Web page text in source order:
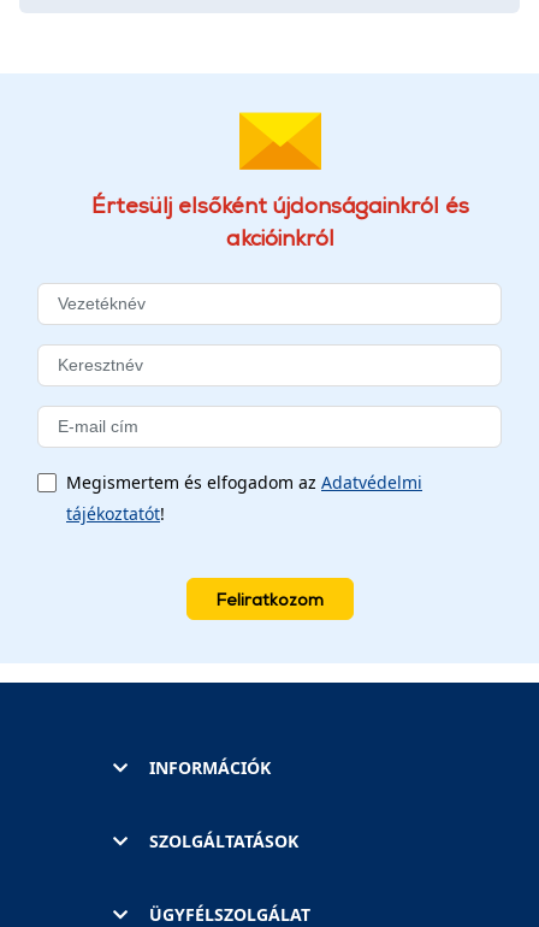
Értesülj elsőként újdonságainkról és
akcióinkról
Megismertem és elfogadom az Adatvédelmi
tájékoztatót!
Feliratkozom
INFORMÁCIÓK
SZOLGÁLTATÁSOK
ÜGYFÉLSZOLGÁLAT